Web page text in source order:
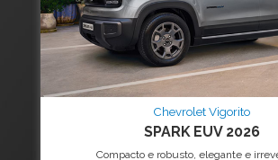
Chevrolet Vigorito
SPARK EUV 2026
Compacto e robusto, elegante e